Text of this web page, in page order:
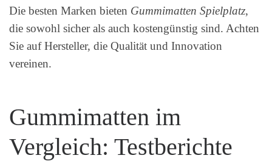
Die besten Marken bieten Gummimatten Spielplatz,
die sowohl sicher als auch kostengünstig sind. Achten
Sie auf Hersteller, die Qualität und Innovation
vereinen.
Gummimatten im
Vergleich: Testberichte